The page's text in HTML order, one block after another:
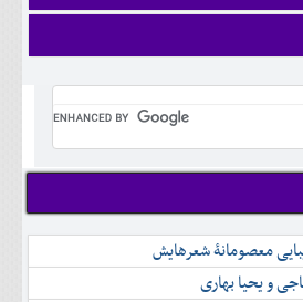
معصومانۀ شعرهایش
و یحیا بهاری